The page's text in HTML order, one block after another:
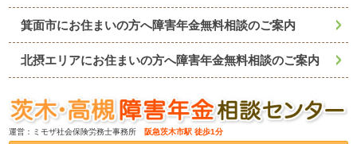
箕面市にお住まいの方へ障害年金無料相談のご案内
北摂エリアにお住まいの方へ障害年金無料相談のご案内
運営：ミモザ社会保険労務士事務所 阪急茨木市駅 徒歩1分